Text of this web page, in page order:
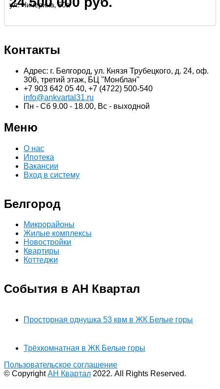
ул. Чичерина, 50а
Контакты
Адрес: г. Белгород, ул. Князя Трубецкого, д. 24, оф.
306, третий этаж, БЦ "Монблан"
+7 903 642 05 40, +7 (4722) 500-540
info@ankvartal31.ru
Пн - Сб 9.00 - 18.00, Вс - выходной
Меню
О нас
Ипотека
Вакансии
Вход в систему
Белгород
Микрорайоны
Жилые комплексы
Новостройки
Квартиры
Коттеджи
События в АН Квартал
Просторная однушка 53 квм в ЖК Белые горы
Трёхкомнатная в ЖК Белые горы
Пользовательское соглашение
© CopyrightАН Квартал 2022. All Rights Reserved.